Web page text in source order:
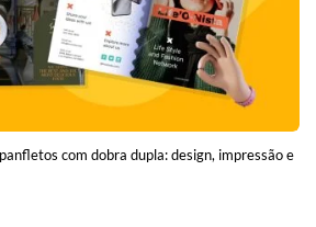
com dobra dupla: design, impressão e